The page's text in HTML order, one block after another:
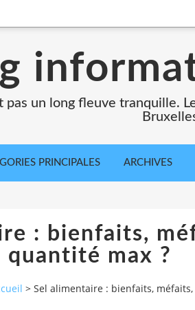
pas un long fleuve tranquille.
PRINCIPALES ARCHIVES
: bienfaits,
quantité max ?
> Sel alimentaire : bienfaits,